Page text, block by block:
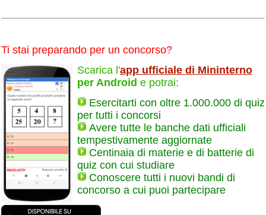
Ti stai preparando per un concorso?
Scarica l'app ufficiale di Mininterno
per Android e potrai:
Esercitarti con oltre 1.000.000 di quiz
per tutti i concorsi
Avere tutte le banche dati ufficiali
tempestivamente aggiornate
Centinaia di materie e di batterie di
quiz con cui studiare
Conoscere tutti i nuovi bandi di
concorso a cui puoi partecipare